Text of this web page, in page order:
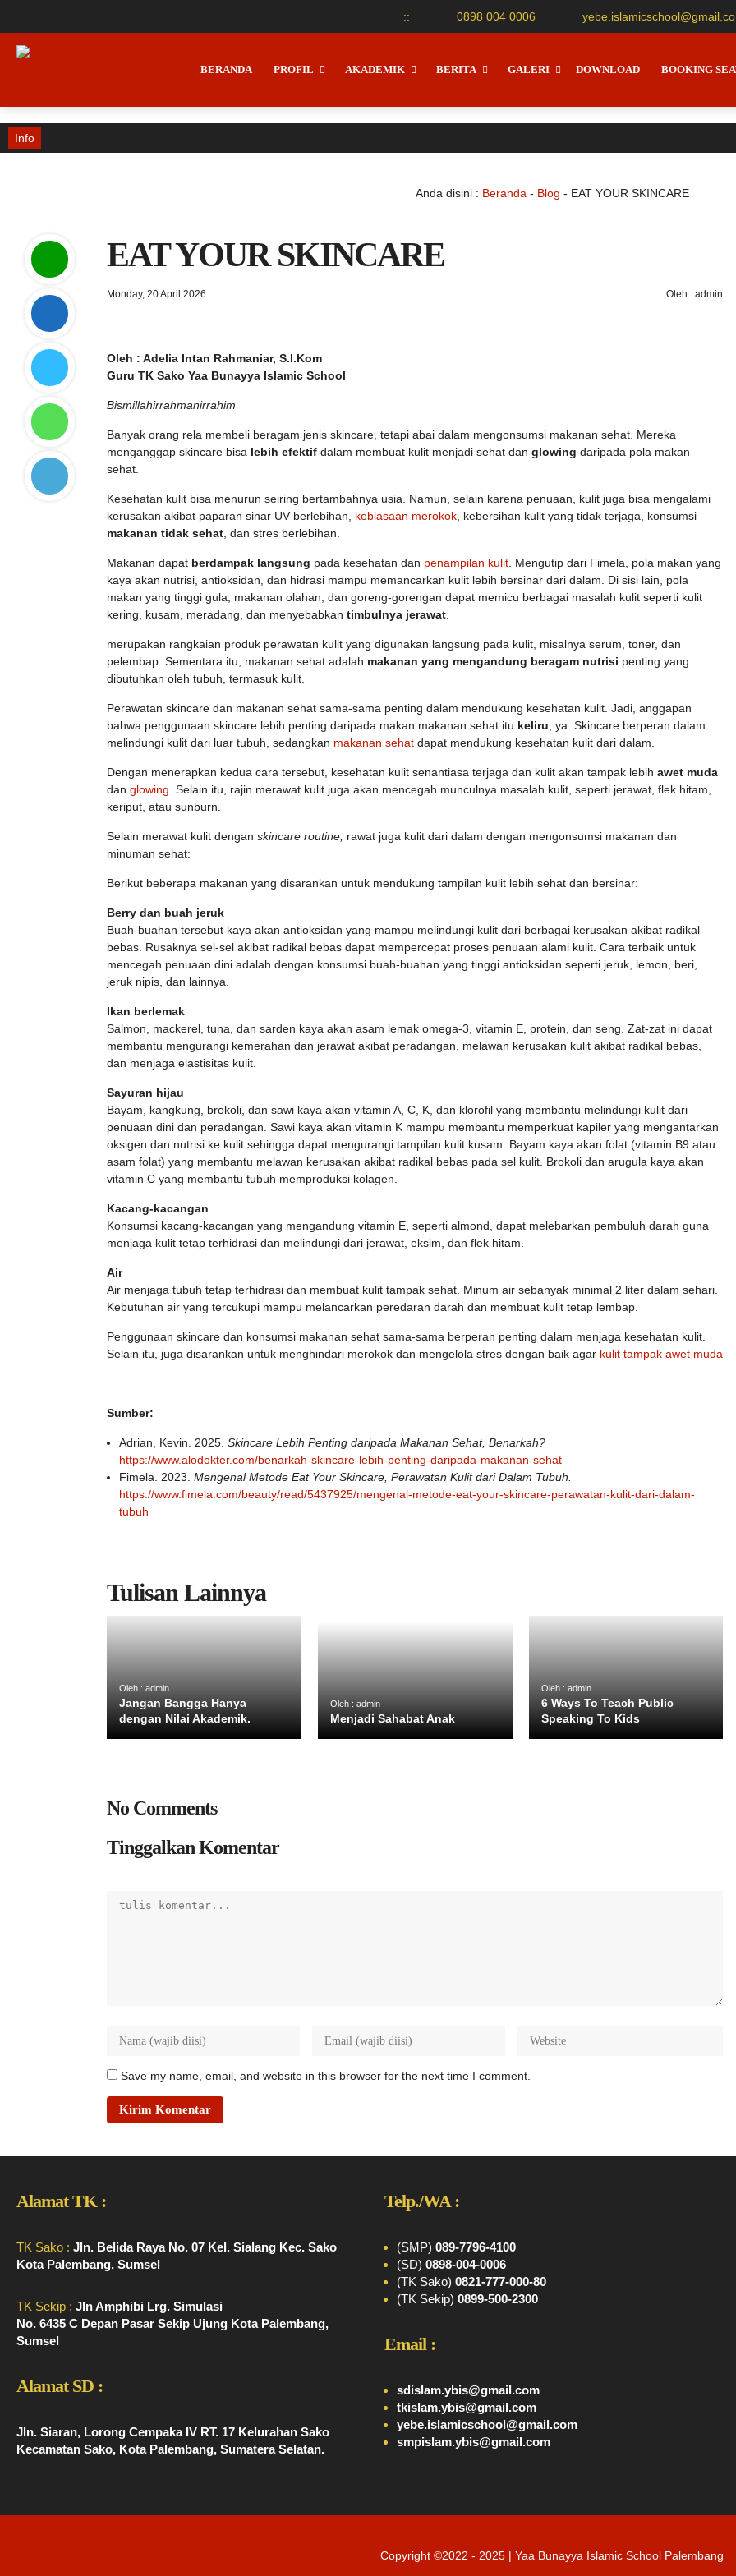
:: 0898 004 0006
BERANDA PROFIL AKADEMIK BERITA GALERI DOWNLOAD BOOKING
Info
Anda disini : Beranda - Blog - EAT YOUR SKINCARE
EAT YOUR SKINCARE
Monday, 20 April 2026 Oleh : admin
Oleh : Adelia Intan Rahmaniar, S.I.Kom
Guru TK Sako Yaa Bunayya Islamic School
Bismillahirrahmanirrahim
Banyak orang rela membeli beragam jenis skincare, tetapi abai dalam mengonsumsi makanan sehat. Mereka
menganggap skincare bisa lebih efektif dalam membuat kulit menjadi sehat dan glowing daripada pola makan
sehat.
Kesehatan kulit bisa menurun seiring bertambahnya usia. Namun, selain karena penuaan, kulit juga bisa mengalami
kerusakan akibat paparan sinar UV berlebihan, kebiasaan merokok , kebersihan kulit yang tidak terjaga, konsumsi
makanan tidak sehat , dan stres berlebihan.
Makanan dapat berdampak langsung pada kesehatan dan penampilan kulit . Mengutip dari Fimela, pola makan yang
kaya akan nutrisi, antioksidan, dan hidrasi mampu memancarkan kulit lebih bersinar dari dalam. Di sisi lain, pola
makan yang tinggi gula, makanan olahan, dan goreng-gorengan dapat memicu berbagai masalah kulit seperti kulit
kering, kusam, meradang, dan menyebabkan timbulnya jerawat
merupakan rangkaian produk perawatan kulit yang digunakan langsung pada kulit, misalnya serum, toner, dan
pelembap. Sementara itu, makanan sehat adalah makanan yang mengandung beragam nutrisi penting yang
dibutuhkan oleh tubuh, termasuk kulit.
Perawatan skincare dan makanan sehat sama-sama penting dalam mendukung kesehatan kulit. Jadi, anggapan
bahwa penggunaan skincare lebih penting daripada makan makanan sehat itu keliru , ya. Skincare berperan dalam
melindungi kulit dari luar tubuh, sedangkan makanan sehat dapat mendukung kesehatan kulit dari dalam.
Dengan menerapkan kedua cara tersebut, kesehatan kulit senantiasa terjaga dan kulit akan tampak lebih awet muda
dan glowing . Selain itu, rajin merawat kulit juga akan mencegah munculnya masalah kulit, seperti jerawat, flek hitam,
keriput, atau sunburn.
Selain merawat kulit dengan skincare routine, rawat juga kulit dari dalam dengan mengonsumsi makanan dan
minuman sehat:
Berikut beberapa makanan yang disarankan untuk mendukung tampilan kulit lebih sehat dan bersinar:
Berry dan buah jeruk
Buah-buahan tersebut kaya akan antioksidan yang mampu melindungi kulit dari berbagai kerusakan akibat radikal
bebas. Rusaknya sel-sel akibat radikal bebas dapat mempercepat proses penuaan alami kulit. Cara terbaik untuk
mencegah penuaan dini adalah dengan konsumsi buah-buahan yang tinggi antioksidan seperti jeruk, lemon, beri,
jeruk nipis, dan lainnya.
Ikan berlemak
Salmon, mackerel, tuna, dan sarden kaya akan asam lemak omega-3, vitamin E, protein, dan seng. Zat-zat ini dapat
membantu mengurangi kemerahan dan jerawat akibat peradangan, melawan kerusakan kulit akibat radikal bebas,
dan menjaga elastisitas kulit.
Sayuran hijau
Bayam, kangkung, brokoli, dan sawi kaya akan vitamin A, C, K, dan klorofil yang membantu melindungi kulit dari
penuaan dini dan peradangan. Sawi kaya akan vitamin K mampu membantu memperkuat kapiler yang mengantarkan
oksigen dan nutrisi ke kulit sehingga dapat mengurangi tampilan kulit kusam. Bayam kaya akan folat (vitamin B9 atau
asam folat) yang membantu melawan kerusakan akibat radikal bebas pada sel kulit. Brokoli dan arugula kaya akan
vitamin C yang membantu tubuh memproduksi kolagen.
Kacang-kacangan
Konsumsi kacang-kacangan yang mengandung vitamin E, seperti almond, dapat melebarkan pembuluh darah guna
menjaga kulit tetap terhidrasi dan melindungi dari jerawat, eksim, dan flek hitam.
Air
Air menjaga tubuh tetap terhidrasi dan membuat kulit tampak sehat. Minum air sebanyak minimal 2 liter dalam sehari.
Kebutuhan air yang tercukupi mampu melancarkan peredaran darah dan membuat kulit tetap lembap.
Penggunaan skincare dan konsumsi makanan sehat sama-sama berperan penting dalam menjaga kesehatan kulit.
Selain itu, juga disarankan untuk menghindari merokok dan mengelola stres dengan baik agar kulit tampak awet muda
Sumber:
Adrian, Kevin. 2025. Skincare Lebih Penting daripada Makanan Sehat, Benarkah?
https://www.alodokter.com/benarkah-skincare-lebih-penting-daripada-makanan-sehat
Fimela. 2023. Mengenal Metode Eat Your Skincare, Perawatan Kulit dari Dalam Tubuh.
https://www.fimela.com/beauty/read/5437925/mengenal-metode-eat-your-skincare-perawatan-kulit-dari-dalam-
tubuh
Tulisan Lainnya
Oleh : admin
Jangan Bangga Hanya
dengan Nilai Akademik.
Oleh : admin
Menjadi Sahabat Anak
Oleh : admin
6 Ways To Teach Public
Speaking To Kids
No Comments
Tinggalkan Komentar
Save my name, email, and website in this browser for the next time I comment.
Alamat TK :
TK Sako : Jln. Belida Raya No. 07 Kel. Sialang Kec. Sako
Kota Palembang, Sumsel
TK Sekip : Jln Amphibi Lrg. Simulasi
No. 6435 C Depan Pasar Sekip Ujung Kota Palembang,
Sumsel
Alamat SD :
Jln. Siaran, Lorong Cempaka IV RT. 17 Kelurahan Sako
Kecamatan Sako, Kota Palembang, Sumatera Selatan.
Telp./WA :
(SMP) 089-7796-4100
(SD) 0898-004-0006
(TK Sako) 0821-777-000-80
(TK Sekip) 0899-500-2300
Email :
sdislam.ybis@gmail.com
tkislam.ybis@gmail.com
yebe.islamicschool@gmail.com
smpislam.ybis@gmail.com
Copyright ©2022 - 2025 | Yaa Bunayya Islamic School Palembang